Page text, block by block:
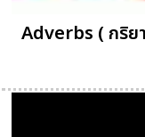
Adverbs ( กริย